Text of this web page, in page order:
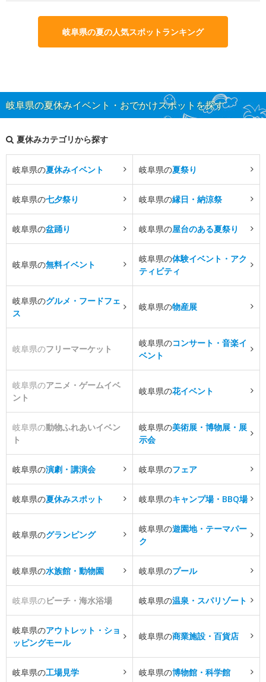
岐阜県の夏の人気スポットランキング
岐阜県の夏休みイベント・おでかけスポットを探す
夏休みカテゴリから探す
岐阜県の夏休みイベント 岐阜県の夏祭り
岐阜県の七夕祭り 岐阜県の縁日・納涼祭
岐阜県の盆踊り 岐阜県の屋台のある夏祭り
岐阜県の無料イベント
岐阜県の体験イベント・アク
ティビティ
岐阜県のグルメ・フードフェ
ス
岐阜県の物産展
岐阜県のフリーマーケット
岐阜県のコンサート・音楽イ
ベント
岐阜県のアニメ・ゲームイベ
ント
岐阜県の花イベント
岐阜県の動物ふれあいイベン
ト
岐阜県の美術展・博物展・展
示会
岐阜県の演劇・講演会 岐阜県のフェア
岐阜県の夏休みスポット 岐阜県のキャンプ場・BBQ場
岐阜県のグランピング
岐阜県の遊園地・テーマパー
ク
岐阜県の水族館・動物園 岐阜県のプール
岐阜県のビーチ・海水浴場 岐阜県の温泉・スパリゾート
岐阜県のアウトレット・ショ
ッピングモール
岐阜県の商業施設・百貨店
岐阜県の工場見学 岐阜県の博物館・科学館